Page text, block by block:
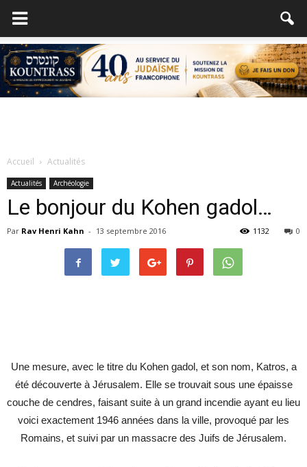
Accueil Actualités
Actualités Archéologie
Le bonjour du Kohen gadol…
Par Rav Henri Kahn - 13 septembre 2016 0
1132
Une mesure, avec le titre du Kohen gadol, et son nom, Katros, a
été découverte à Jérusalem. Elle se trouvait sous une épaisse
couche de cendres, faisant suite à un grand incendie ayant eu lieu
voici exactement 1946 années dans la ville, provoqué par les
Romains, et suivi par un massacre des Juifs de Jérusalem.